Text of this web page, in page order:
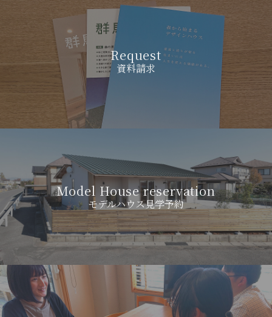
Request
資料請求
Model House reservation
モデルハウス見学予約